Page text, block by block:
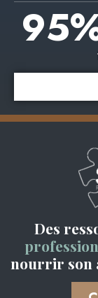
95
Des
nourrir son